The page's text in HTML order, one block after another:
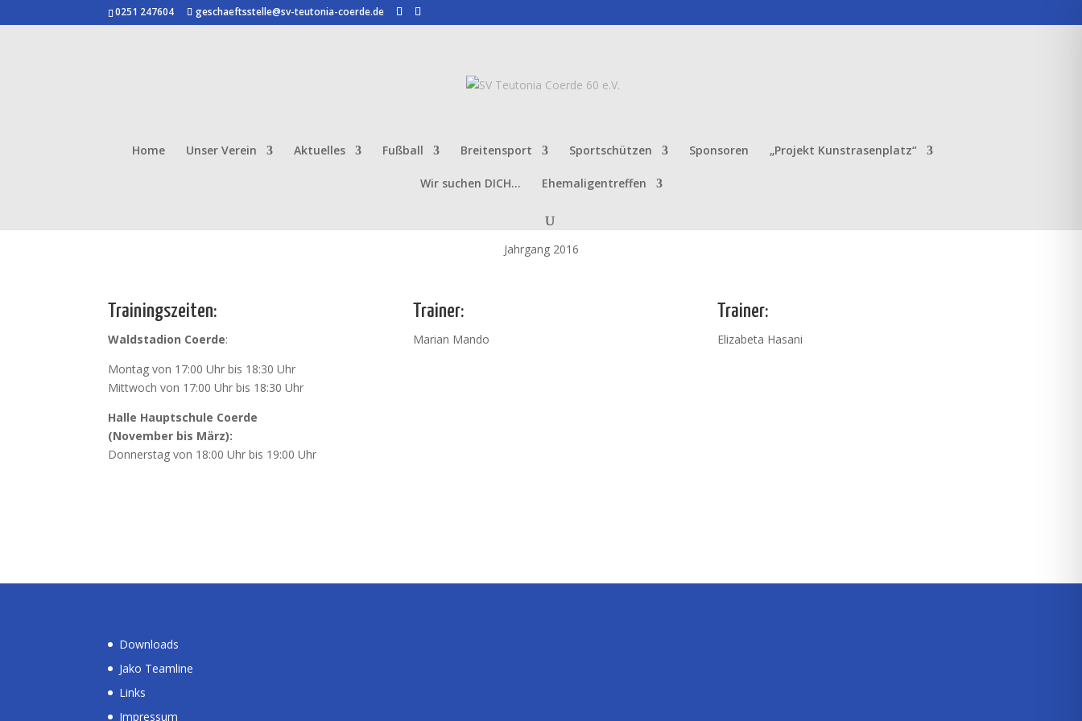
0251 247604 geschaeftsstelle@sv-teutonia-coerde.de
Home Unser Verein Aktuelles Fußball Breitensport Sportschützen Sponsoren „Projekt Kunstrasenplatz“
Wir suchen DICH… Ehemaligentreffen
U10 / 2 Junioren
Jahrgang 2016
Trainingszeiten:
Waldstadion Coerde:
Montag von 17:00 Uhr bis 18:30 Uhr
Mittwoch von 17:00 Uhr bis 18:30 Uhr
Halle Hauptschule Coerde
(November bis März):
Donnerstag von 18:00 Uhr bis 19:00 Uhr
Trainer:
Marian Mando
Trainer:
Elizabeta Hasani
Downloads
Jako Teamline
Links
Impressum